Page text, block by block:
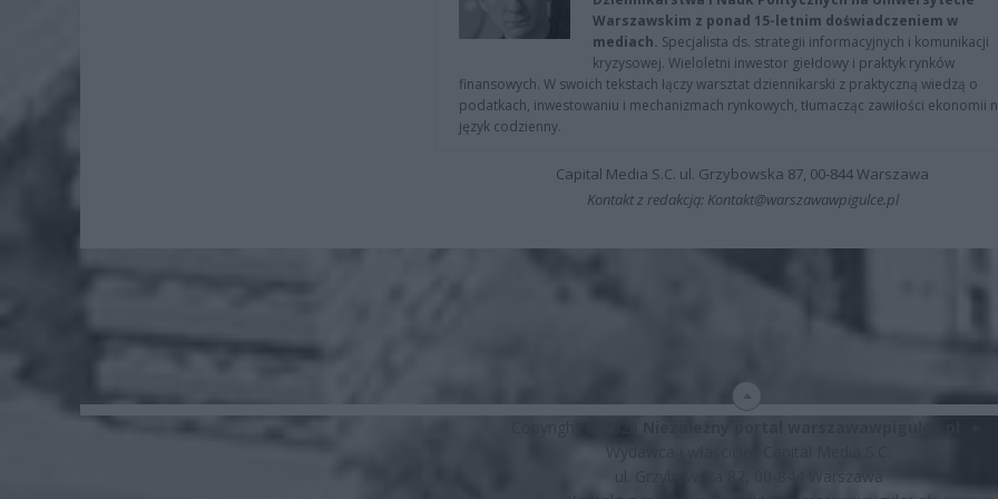
Warszawskim z ponad 15-letnim doświadczeniem w
mediach. Specjalista ds. strategii informacyjnych i komunikacji
kryzysowej. Wieloletni inwestor giełdowy i praktyk rynków
finansowych. W swoich tekstach łączy warsztat dziennikarski z praktyczną wiedzą o
podatkach, inwestowaniu i mechanizmach rynkowych, tłumacząc zawiłości ekonomii
język codzienny.
Capital Media S.C. ul. Grzybowska 87, 00-844 Warszawa
Kontakt z redakcją: Kontakt@warszawawpigulce.pl